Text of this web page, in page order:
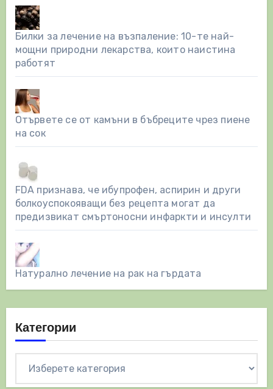
Билки за лечение на възпаление: 10-те най-
мощни природни лекарства, които наистина
работят
Отървете се от камъни в бъбреците чрез пиене
на сок
FDA признава, че ибупрофен, аспирин и други
болкоуспокояващи без рецепта могат да
предизвикат смъртоносни инфаркти и инсулти
Натурално лечение на рак на гърдата
Категории